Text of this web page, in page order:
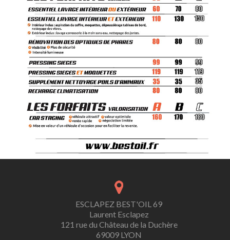
ESCLAPEZ BEST'OIL 69
Laurent Esclapez
121 rue du Château de la Duchère
69009 LYON